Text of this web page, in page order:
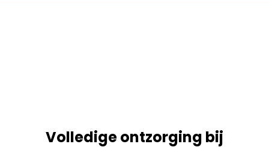
Volledige ontzorging bij